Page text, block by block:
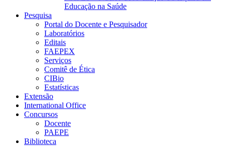
Educação na Saúde
Pesquisa
Portal do Docente e Pesquisador
Laboratórios
Editais
FAEPEX
Serviços
Comitê de Ética
CIBio
Estatísticas
Extensão
International Office
Concursos
Docente
PAEPE
Biblioteca